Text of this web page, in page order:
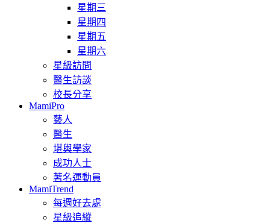
星期三
星期四
星期五
星期六
星級訪問
醫生訪談
校長分享
MamiPro
藝人
醫生
堪輿學家
成功人士
著名運動員
MamiTrend
每週好去處
星級追縱